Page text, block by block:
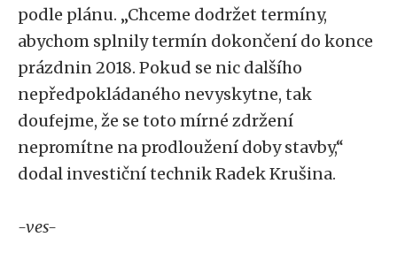
podle plánu. „Chceme dodržet termíny,
abychom splnily termín dokončení do konce
prázdnin 2018. Pokud se nic dalšího
nepředpokládaného nevyskytne, tak
doufejme, že se toto mírné zdržení
nepromítne na prodloužení doby stavby,“
dodal investiční technik Radek Krušina.
-ves-